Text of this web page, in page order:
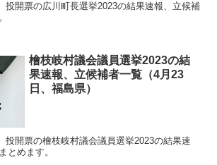
投開票の広川町長選挙2023の結果速報、立候補
檜枝岐村議会議員選挙2023の結
果速報、立候補者一覧（4月23
日、福島県）
投開票の檜枝岐村議会議員選挙2023の結果速
とめます。